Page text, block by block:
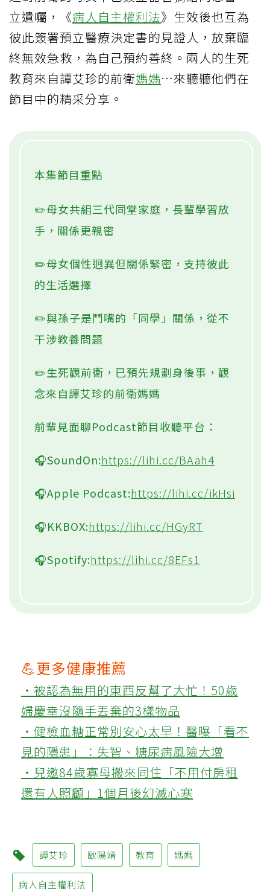
立遺囑，《病人自主權利法》生效後也互為
彼此簽署預立醫療決定書的見證人，放棄臨
終無效急救，為自己預約善終。兩人的生死
教育來自譚艾珍的前衛媽媽…來聽聽他們在
節目中的精采分享。
本集節目重點
✏️母女共組三代同堂家庭，長輩學習放
手，關係更親密
✏️母女個性迥異但關係緊密，支持彼此
的生活選擇
✏️與孫子是鬥嘴的「同學」關係，從不
干涉教養問題
✏️生死觀前衛，已預先規劃身後事，觀
念來自譚艾珍的前衛媽媽
前輩見面聊Podcast節目收聽平台：
🎧SoundOn:https://lihi.cc/BAah4
🎧Apple Podcast:https://lihi.cc/ikHsi
🎧KKBOX:https://lihi.cc/HGyRT
🎧Spotify:https://lihi.cc/8EFs1
💪更多健康推薦
‧被認為無用的東西反幫了大忙！50歲
婦慶幸沒隨手丟棄的3樣物品
‧健檢血糖正常別安心太早！醫曝「看不
見的隱患」：失智、糖尿病風險大增
‧兒邀84歲寡母搬來同住「不用付房租
還有人照顧」1個月後幻滅心寒
譚艾珍 歐陽靖 教育 媽媽
病人自主權利法